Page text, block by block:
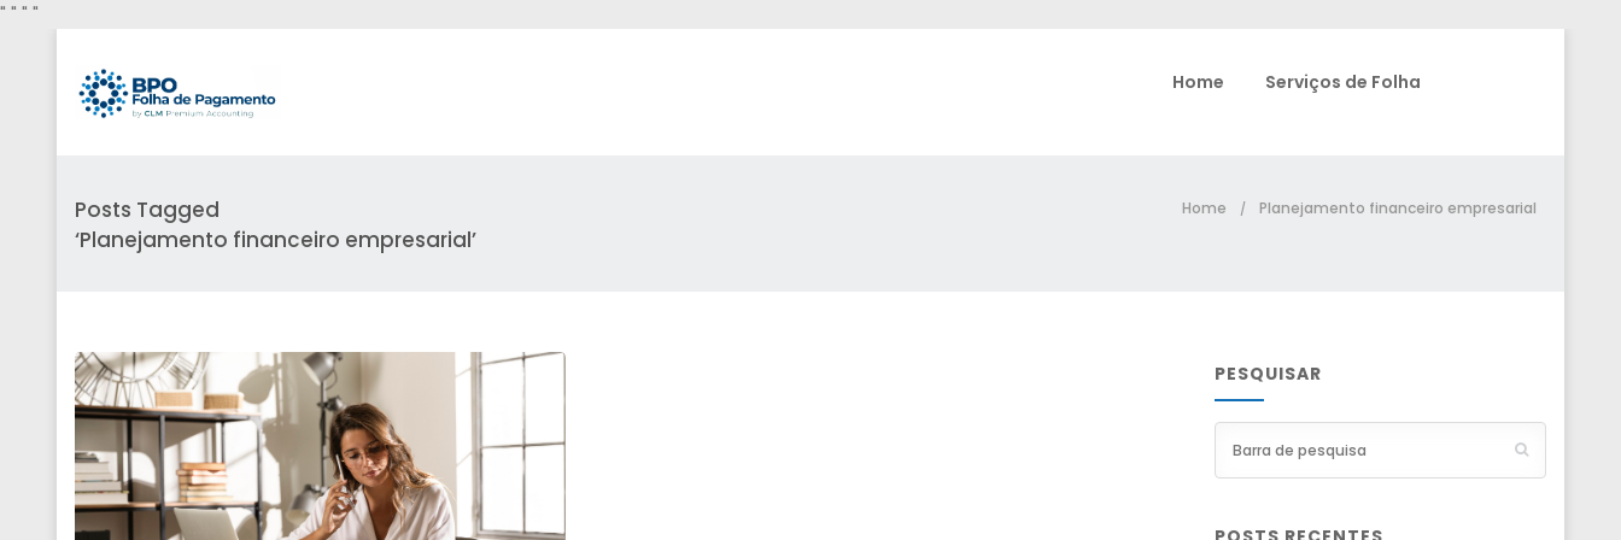
" " " "
Home Serviços de Folha
Posts Tagged
‘Planejamento financeiro empresarial’
Home / Planejamento financeiro empresarial
PESQUISAR